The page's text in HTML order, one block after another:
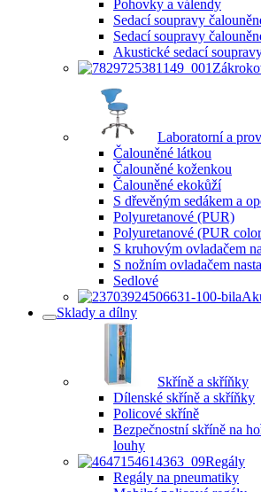
Pohovky a válendy
Sedací soupravy
Sedací soupravy
Akustické sedací
Laboratorní a
Čalouněné látkou
Čalouněné koženkou
Čalouněné ekokůží
S dřevěným sedákem a
Polyuretanové (PUR)
Polyuretanové (PUR
S kruhovým ovladačem
S nožním ovladačem
Sedlové
Sklady a dílny
Skříně a skříňky
Dílenské skříně a skříňky
Policové skříně
Bezpečnostní skříně na
louhy
Regály
Regály na pneumatiky